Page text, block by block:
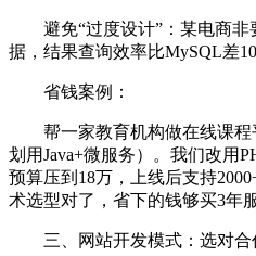
避免“过度设计”：某电商
据，结果查询效率比MySQL差10
省钱案例：
帮一家教育机构做在线课
划用Java+微服务）。我们改用
预算压到18万，上线后支持
术选型对了，省下的钱够买3年
三、网站开发模式：选对合